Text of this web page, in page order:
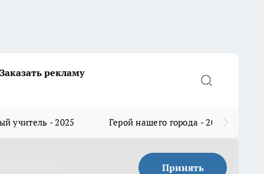
Заказать рекламу
учитель - 2025 Герой нашего города - 2025
Принять